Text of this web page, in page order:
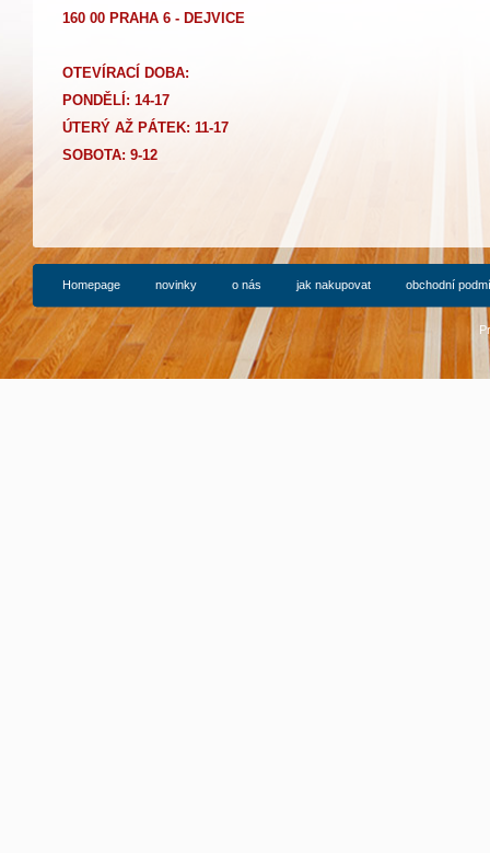
160 00 PRAHA 6 - DEJVICE
OTEVÍRACÍ DOBA:
PONDĚLÍ: 14-17
ÚTERÝ AŽ PÁTEK: 11-17
SOBOTA: 9-12
Homepage novinky o nás jak nakupovat obchodní